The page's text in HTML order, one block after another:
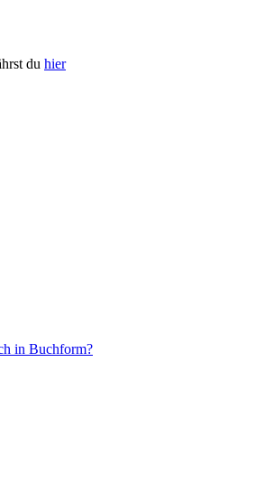
du hier
in Buchform?